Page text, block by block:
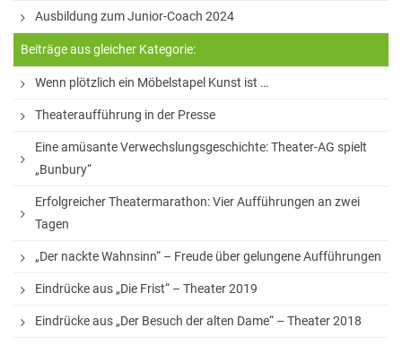
Hausaufgabenbetreuung und Förderung am
Nachmittag
Sprachen- und Leseförderung
Studieren ab 15
Stipendien für Schüler und Schülerinnen
Studien- und Berufsberatung
Ausbildung zum Junior-Coach 2024
Beiträge aus gleicher Kategorie:
Wenn plötzlich ein Möbelstapel Kunst ist …
Theateraufführung in der Presse
Eine amüsante Verwechslungsgeschichte: Theater-AG spielt
„Bunbury“
Erfolgreicher Theatermarathon: Vier Aufführungen an zwei
Tagen
„Der nackte Wahnsinn“ – Freude über gelungene Aufführungen
Eindrücke aus „Die Frist“ – Theater 2019
Eindrücke aus „Der Besuch der alten Dame“ – Theater 2018